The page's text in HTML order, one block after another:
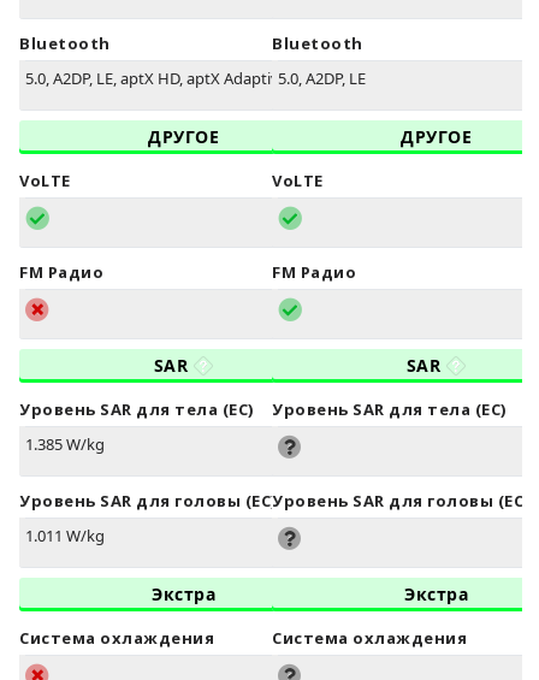
Bluetooth
5.0, A2DP, LE, aptX HD, aptX Adaptive
ДРУГОЕ
VoLTE
FM Радио
SAR
Уровень SAR для тела (ЕС)
1.385 W/kg
Уровень SAR для головы (ЕС)
1.011 W/kg
Экстра
Система охлаждения
Bluetooth
5.0, A2DP, LE
ДРУГОЕ
VoLTE
FM Радио
SAR
Уровень SAR для тела (ЕС)
Уровень SAR для головы (ЕС)
Экстра
Система охлаждения